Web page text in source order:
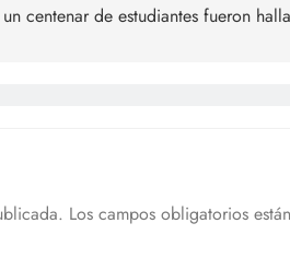
centenar de estudiantes fueron
Los campos obligatorios